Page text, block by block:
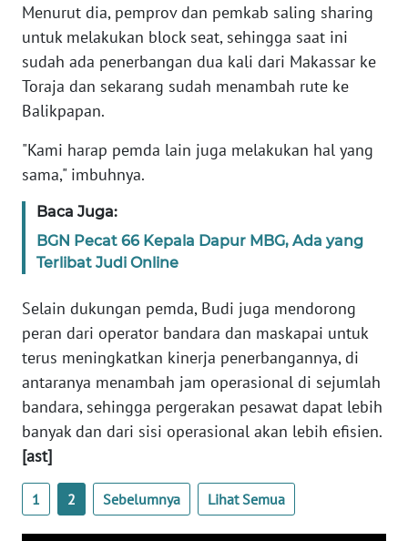
Menurut dia, pemprov dan pemkab saling sharing
untuk melakukan block seat, sehingga saat ini
sudah ada penerbangan dua kali dari Makassar ke
Toraja dan sekarang sudah menambah rute ke
Balikpapan.
"Kami harap pemda lain juga melakukan hal yang
sama," imbuhnya.
Baca Juga:
BGN Pecat 66 Kepala Dapur MBG, Ada yang
Terlibat Judi Online
Selain dukungan pemda, Budi juga mendorong
peran dari operator bandara dan maskapai untuk
terus meningkatkan kinerja penerbangannya, di
antaranya menambah jam operasional di sejumlah
bandara, sehingga pergerakan pesawat dapat lebih
banyak dan dari sisi operasional akan lebih efisien.
[ast]
1 2 Sebelumnya Lihat Semua
IKLAN
TENTANG
KAMI
MEDIA
SIBER
REDAKSI
KARIR
DISCLAIMER
Wahana
News
Regional
WN
SUMUT
WN
JAKARTA